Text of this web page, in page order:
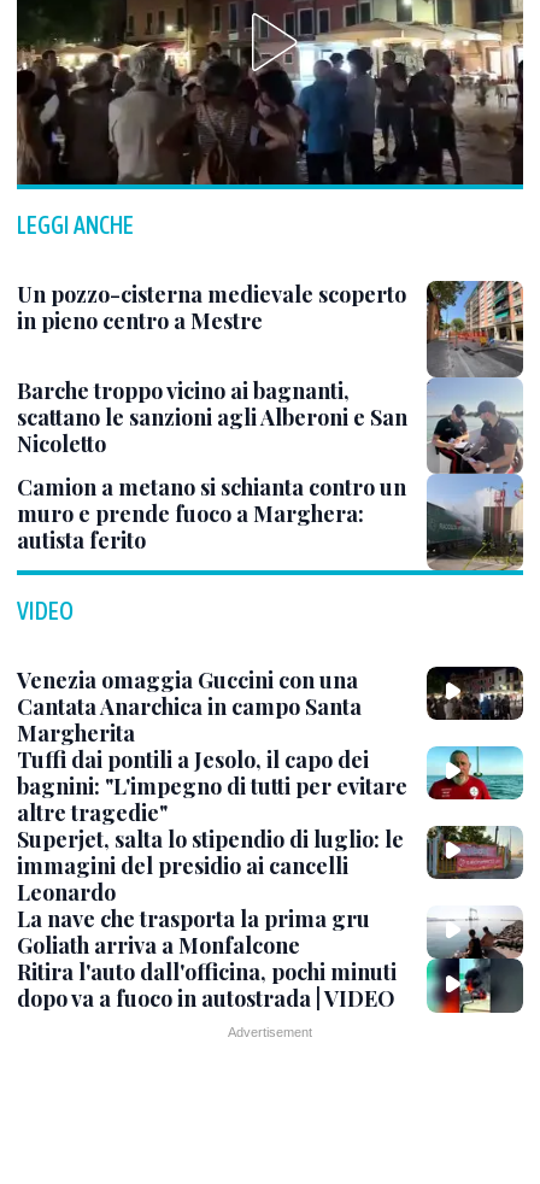
LEGGI ANCHE
Un pozzo-cisterna medievale scoperto
in pieno centro a Mestre
Barche troppo vicino ai bagnanti,
scattano le sanzioni agli Alberoni e San
Nicoletto
Camion a metano si schianta contro un
muro e prende fuoco a Marghera:
autista ferito
VIDEO
Venezia omaggia Guccini con una
Cantata Anarchica in campo Santa
Margherita
Tuffi dai pontili a Jesolo, il capo dei
bagnini: "L'impegno di tutti per evitare
altre tragedie"
Superjet, salta lo stipendio di luglio: le
immagini del presidio ai cancelli
Leonardo
La nave che trasporta la prima gru
Goliath arriva a Monfalcone
Ritira l'auto dall'officina, pochi minuti
dopo va a fuoco in autostrada | VIDEO